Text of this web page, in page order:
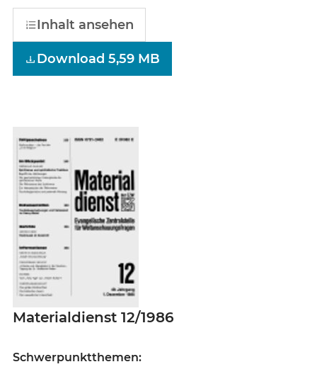
Inhalt ansehen
Download 5,59 MB
Materialdienst 12/1986
Schwerpunktthemen: